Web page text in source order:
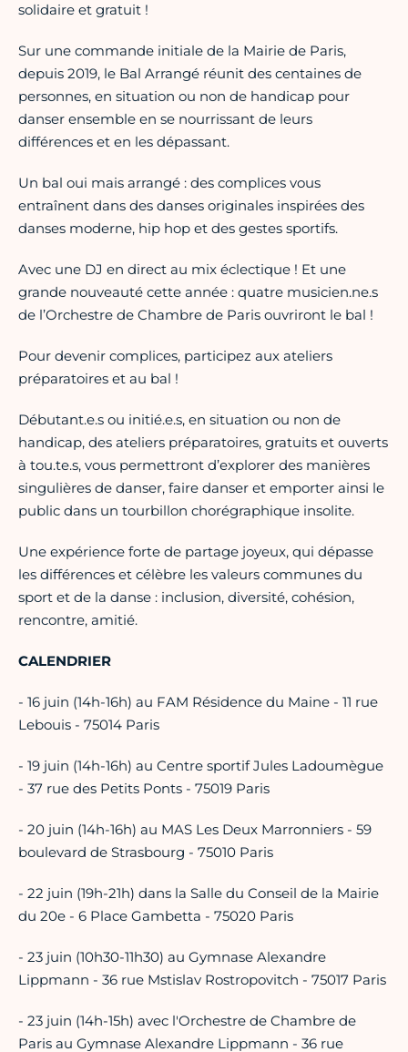
solidaire et gratuit !
Sur une commande initiale de la Mairie de Paris,
depuis 2019, le Bal Arrangé réunit des centaines de
personnes, en situation ou non de handicap pour
danser ensemble en se nourrissant de leurs
différences et en les dépassant.
Un bal oui mais arrangé : des complices vous
entraînent dans des danses originales inspirées des
danses moderne, hip hop et des gestes sportifs.
Avec une DJ en direct au mix éclectique ! Et une
grande nouveauté cette année : quatre musicien.ne.s
de l’Orchestre de Chambre de Paris ouvriront le bal !
Pour devenir complices, participez aux ateliers
préparatoires et au bal !
Débutant.e.s ou initié.e.s, en situation ou non de
handicap, des ateliers préparatoires, gratuits et ouverts
à tou.te.s, vous permettront d’explorer des manières
singulières de danser, faire danser et emporter ainsi le
public dans un tourbillon chorégraphique insolite.
Une expérience forte de partage joyeux, qui dépasse
les différences et célèbre les valeurs communes du
sport et de la danse : inclusion, diversité, cohésion,
rencontre, amitié.
CALENDRIER
- 16 juin (14h-16h) au FAM Résidence du Maine - 11 rue
Lebouis - 75014 Paris
- 19 juin (14h-16h) au Centre sportif Jules Ladoumègue
- 37 rue des Petits Ponts - 75019 Paris
- 20 juin (14h-16h) au MAS Les Deux Marronniers - 59
boulevard de Strasbourg - 75010 Paris
- 22 juin (19h-21h) dans la Salle du Conseil de la Mairie
du 20e - 6 Place Gambetta - 75020 Paris
- 23 juin (10h30-11h30) au Gymnase Alexandre
Lippmann - 36 rue Mstislav Rostropovitch - 75017 Paris
- 23 juin (14h-15h) avec l'Orchestre de Chambre de
Paris au Gymnase Alexandre Lippmann - 36 rue